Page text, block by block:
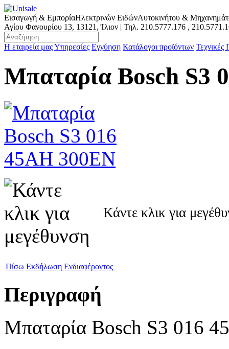
Εισαγωγή & ΕμπορίαΗλεκτρινών ΕιδώνΑυτοκινήτου &
Αγίου Φανουρίου 13, 13121, Ίλιον | Τηλ. 210.5777.176 ,
Η εταιρεία μαςΥπηρεσίες Εγγύηση Κατάλογοι προϊόντων Τεχνικές
Μπαταρία Bosch S3
Κάντε κλικ για
Πίσω Εκδήλωση Ενδιαφέροντος
Περιγραφή
Μπαταρία Bosch S3 016